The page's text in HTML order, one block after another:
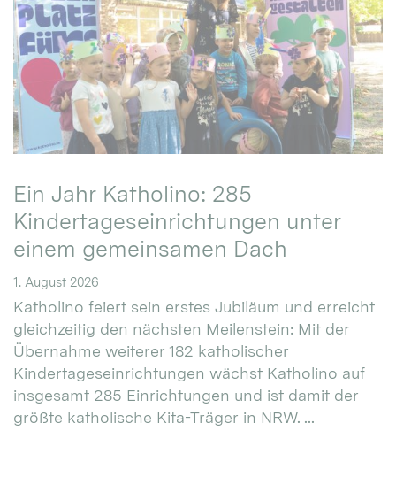
Ein Jahr Katholino: 285
Kindertageseinrichtungen unter
einem gemeinsamen Dach
1. August 2026
Katholino feiert sein erstes Jubiläum und erreicht
gleichzeitig den nächsten Meilenstein: Mit der
Übernahme weiterer 182 katholischer
Kindertageseinrichtungen wächst Katholino auf
insgesamt 285 Einrichtungen und ist damit der
größte katholische Kita-Träger in NRW. ...